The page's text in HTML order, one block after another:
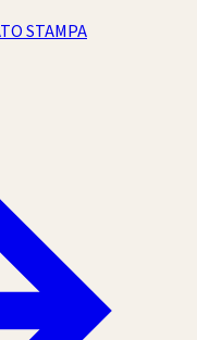
STAMPA